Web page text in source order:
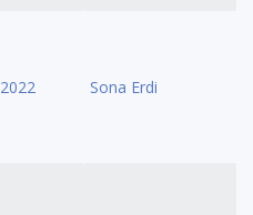
2022 Sona Erdi